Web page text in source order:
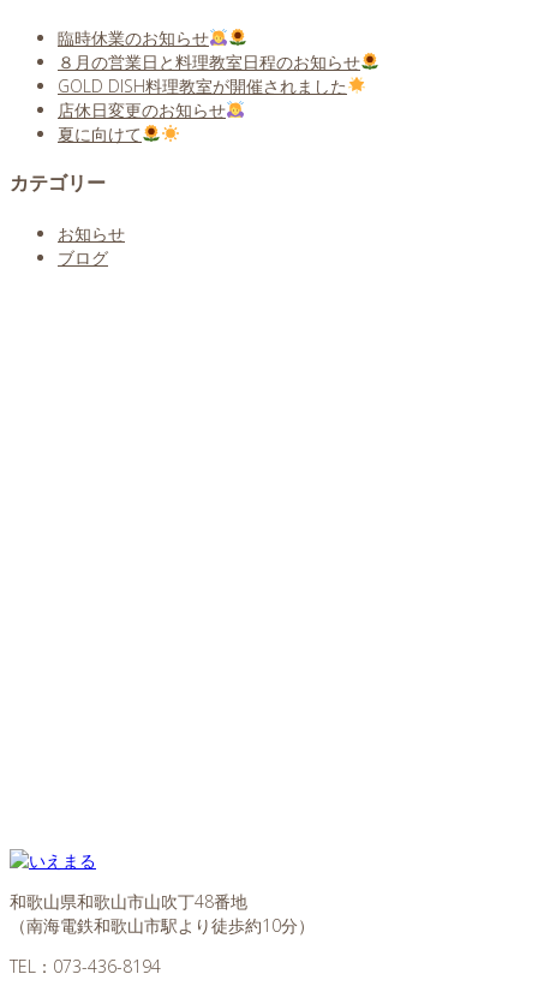
臨時休業のお知らせ
８月の営業日と料理教室日程のお知らせ
GOLD DISH料理教室が開催されました
店休日変更のお知らせ
夏に向けて
カテゴリー
お知らせ
ブログ
和歌山県和歌山市山吹丁48番地
（南海電鉄和歌山市駅より徒歩約10分）
TEL： 073-436-8194